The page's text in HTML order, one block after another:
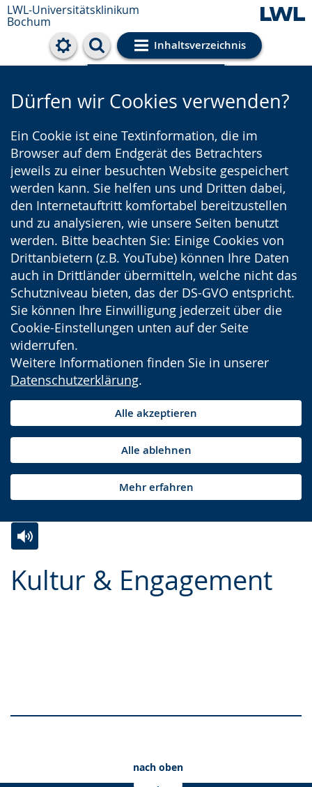
LWL-Universitätsklinikum
Bochum
Inhaltsverzeichnis
Cookie-Einstellungen
Dürfen wir Cookies verwenden?
Ein Cookie ist eine Textinformation, die im
Browser auf dem Endgerät des Betrachters
jeweils zu einer besuchten Website gespeichert
werden kann. Sie helfen uns und Dritten dabei,
den Internetauftritt komfortabel bereitzustellen
und zu analysieren, wie unsere Seiten benutzt
werden. Bitte beachten Sie: Einige Cookies von
Drittanbietern (z.B. YouTube) können Ihre Daten
auch in Drittländer übermitteln, welche nicht das
Schutzniveau bieten, das der DS-GVO entspricht.
Sie können Ihre Einwilligung jederzeit über die
Cookie-Einstellungen unten auf der Seite
widerrufen.
Weitere Informationen finden Sie in unserer
Datenschutzerklärung.
Alle akzeptieren
Alle ablehnen
Mehr erfahren
Kultur & Engagement
Leichten
Audio-
Video
nach oben